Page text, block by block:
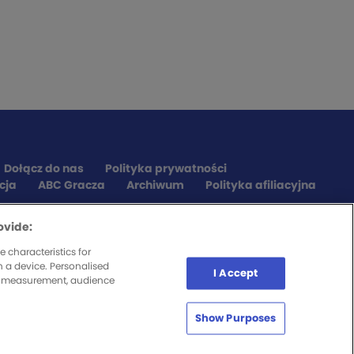
Dołącz do nas
Polityka prywatności
ABC Gracza Archiwum Polityka afiliacyjna
characteristics for
device. Personalised
audience
I Accept
Show Purposes